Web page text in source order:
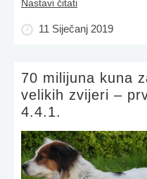
Nastavi čitati
11 Siječanj 2019
70 milijuna kuna
velikih zvijeri –
4.4.1.